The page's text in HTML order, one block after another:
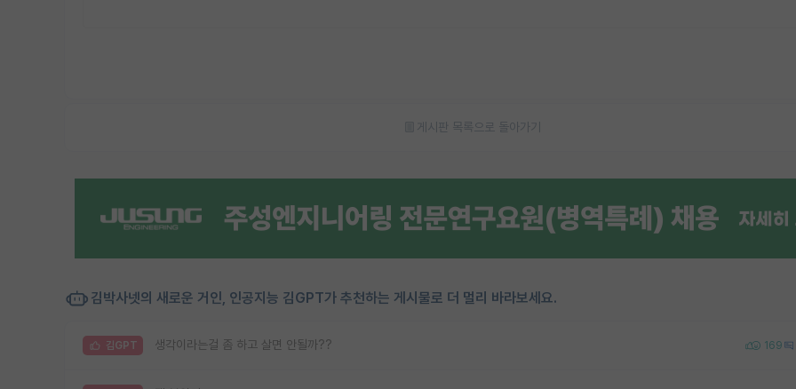
게시판 목록으로 돌아가기
김박사넷의 새로운 거인, 인공지능 김GPT가 추천하는 게시물로 더 멀리 바라보세요.
김GPT 생각이라는걸 좀 하고 살면 안될까?? 169